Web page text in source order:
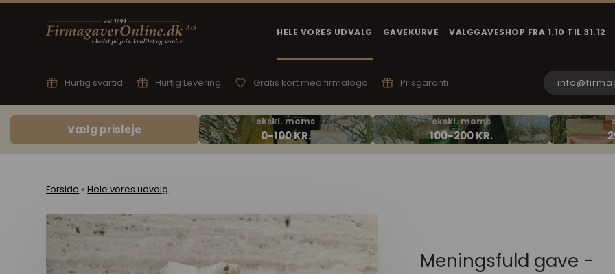
HELE VORES UDVALG GAVEKURVE VALGGAVESHOP FRA 1.10 TIL 31.12
Hurtig svartid Hurtig Levering Gratis kort med firmalogo Prisgaranti
Vælg prisleje
Forside »Hele vores udvalg
Meningsfuld gave -